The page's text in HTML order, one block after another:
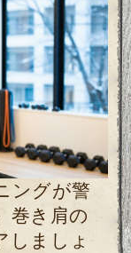
ングが警
巻き肩の
しましょ